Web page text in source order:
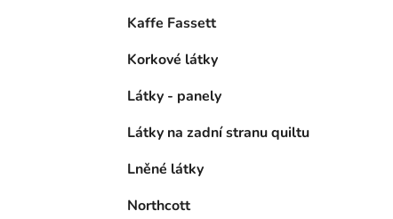
Kaffe Fassett
Korkové látky
Látky - panely
Látky na zadní stranu quiltu
Lněné látky
Northcott